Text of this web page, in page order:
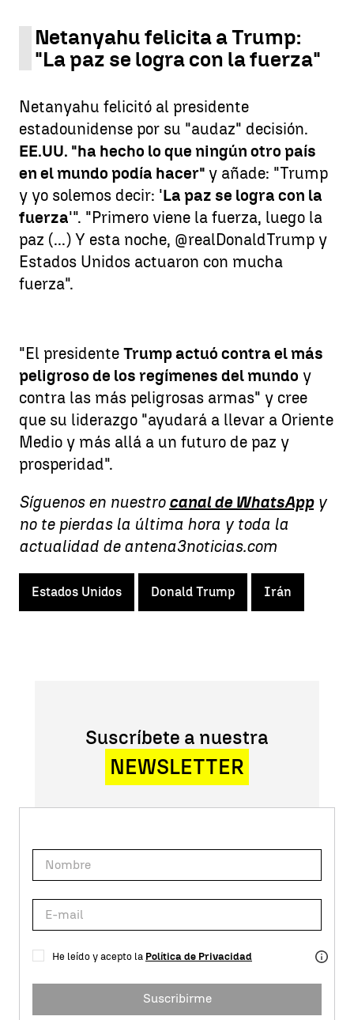
Netanyahu felicita a Trump:
"La paz se logra con la fuerza"
Netanyahu felicitó al presidente
estadounidense por su "audaz" decisión.
EE.UU. "ha hecho lo que ningún otro país
en el mundo podía hacer" y añade: "Trump
y yo solemos decir: 'La paz se logra con la
fuerza'". "Primero viene la fuerza, luego la
paz (...) Y esta noche, @realDonaldTrump y
Estados Unidos actuaron con mucha
fuerza".
"El presidente Trump actuó contra el más
peligroso de los regímenes del mundo y
contra las más peligrosas armas" y cree
que su liderazgo "ayudará a llevar a Oriente
Medio y más allá a un futuro de paz y
prosperidad".
Síguenos en nuestro canal de WhatsAppy
no te pierdas la última hora y toda la
actualidad de antena3noticias.com
Estados Unidos Donald Trump Irán
Suscríbete a nuestra
NEWSLETTER
He leído y acepto la Política de Privacidad
Suscribirme